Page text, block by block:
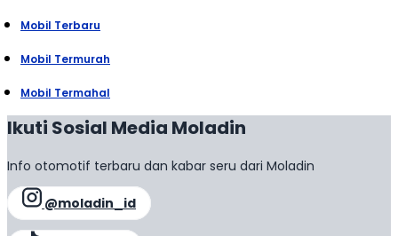
Mobil Terbaru
Mobil Termurah
Mobil Termahal
Ikuti Sosial Media Moladin
Info otomotif terbaru dan kabar seru dari Moladin
@moladin_id